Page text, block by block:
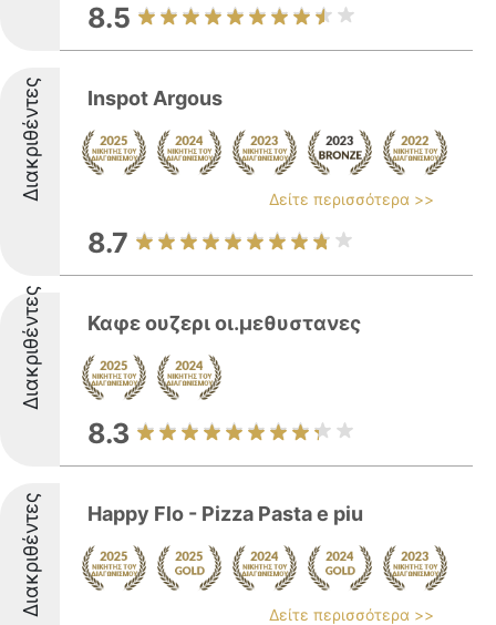
8.5
Διακριθέντες Inspot Argous
Δείτε περισσότερα >>
8.7
Διακριθέντες Καφε ουζερι οι.μεθυστανες
8.3
Διακριθέντες Happy Flo - Pizza Pasta e piu
Δείτε περισσότερα >>